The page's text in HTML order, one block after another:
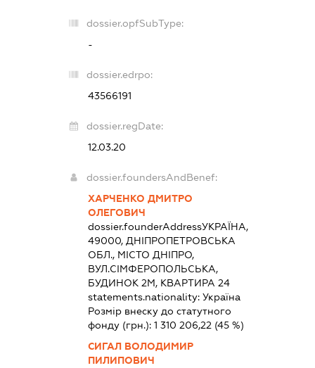
dossier.opfSubType:
-
dossier.edrpo:
43566191
dossier.regDate:
12.03.20
dossier.foundersAndBenef:
ХАРЧЕНКО ДМИТРО
ОЛЕГОВИЧ
dossier.founderAddressУКРАЇНА,
49000, ДНІПРОПЕТРОВСЬКА
ОБЛ., МІСТО ДНІПРО,
ВУЛ.СІМФЕРОПОЛЬСЬКА,
БУДИНОК 2М, КВАРТИРА 24
statements.nationality:Україна
Розмір внеску до статутного
фонду (грн.):1 310 206,22 (45 %)
СИГАЛ ВОЛОДИМИР
ПИЛИПОВИЧ